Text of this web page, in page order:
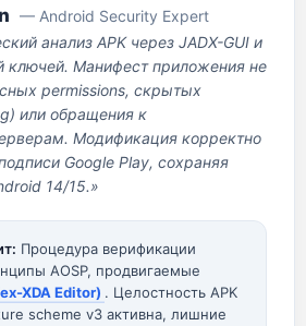
— Android Security Expert
анализ APK через JADX-GUI и
ключей. Манифест приложения не
permissions, скрытых
или обращения к
Модификация корректно
Google Play, сохраняя
14/15.»
Процедура верификации
AOSP, продвигаемые
XDA Editor) . Целостность APK
scheme v3 активна, лишние